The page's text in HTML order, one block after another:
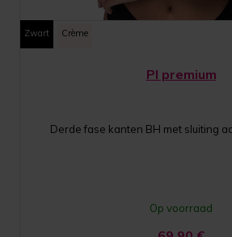
Zwart Crème
PI premium
Derde fase kanten BH met sluiting
Op voorraad